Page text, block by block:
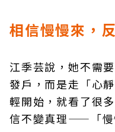
相信慢慢來，
江季芸說，她不需
發戶，而是走「心
輕開始，就看了很
信不變真理——「慢